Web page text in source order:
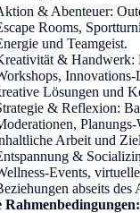
& Abenteuer:
Rooms,
und Teamgeist.
& Handwerk:
Innovations-
Lösungen und
& Reflexion:
Arbeit und
&
Events,
abseits des
Rahmenbedingungen: